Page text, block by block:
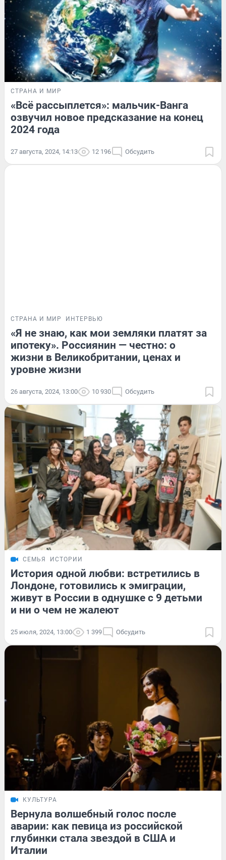
СТРАНА И МИР
«Всё рассыплется»: мальчик-Ванга
озвучил новое предсказание на конец
2024 года
27 августа, 2024, 14:13 12 196 Обсудить
СТРАНА И МИР ИНТЕРВЬЮ
«Я не знаю, как мои земляки платят за
ипотеку». Россиянин — честно: о
жизни в Великобритании, ценах и
уровне жизни
26 августа, 2024, 13:00 10 930 Обсудить
СЕМЬЯ ИСТОРИИ
История одной любви: встретились в
Лондоне, готовились к эмиграции,
живут в России в однушке с 9 детьми
и ни о чем не жалеют
25 июля, 2024, 13:00 1 399 Обсудить
КУЛЬТУРА
Вернула волшебный голос после
аварии: как певица из российской
глубинки стала звездой в США и
Италии